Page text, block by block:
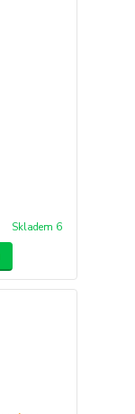
Skladem 6